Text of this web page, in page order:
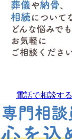
電話で相談する